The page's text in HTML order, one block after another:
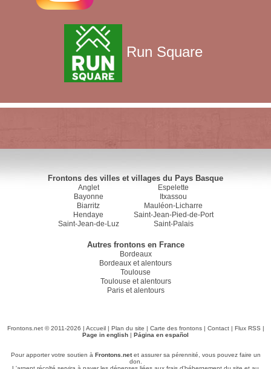
Run Square
Frontons des villes et villages du Pays Basque
Anglet
Bayonne
Biarritz
Hendaye
Saint-Jean-de-Luz
Espelette
Itxassou
Mauléon-Licharre
Saint-Jean-Pied-de-Port
Saint-Palais
Autres frontons en France
Bordeaux
Bordeaux et alentours
Toulouse
Toulouse et alentours
Paris et alentours
Frontons.net © 2011-2026 | Accueil| Plan du site | Carte des frontons| Contact| Flux RSS |
Page in english | Página en español
Pour apporter votre soutien à Frontons.netet assurer sa pérennité, vous pouvez faire un
don.